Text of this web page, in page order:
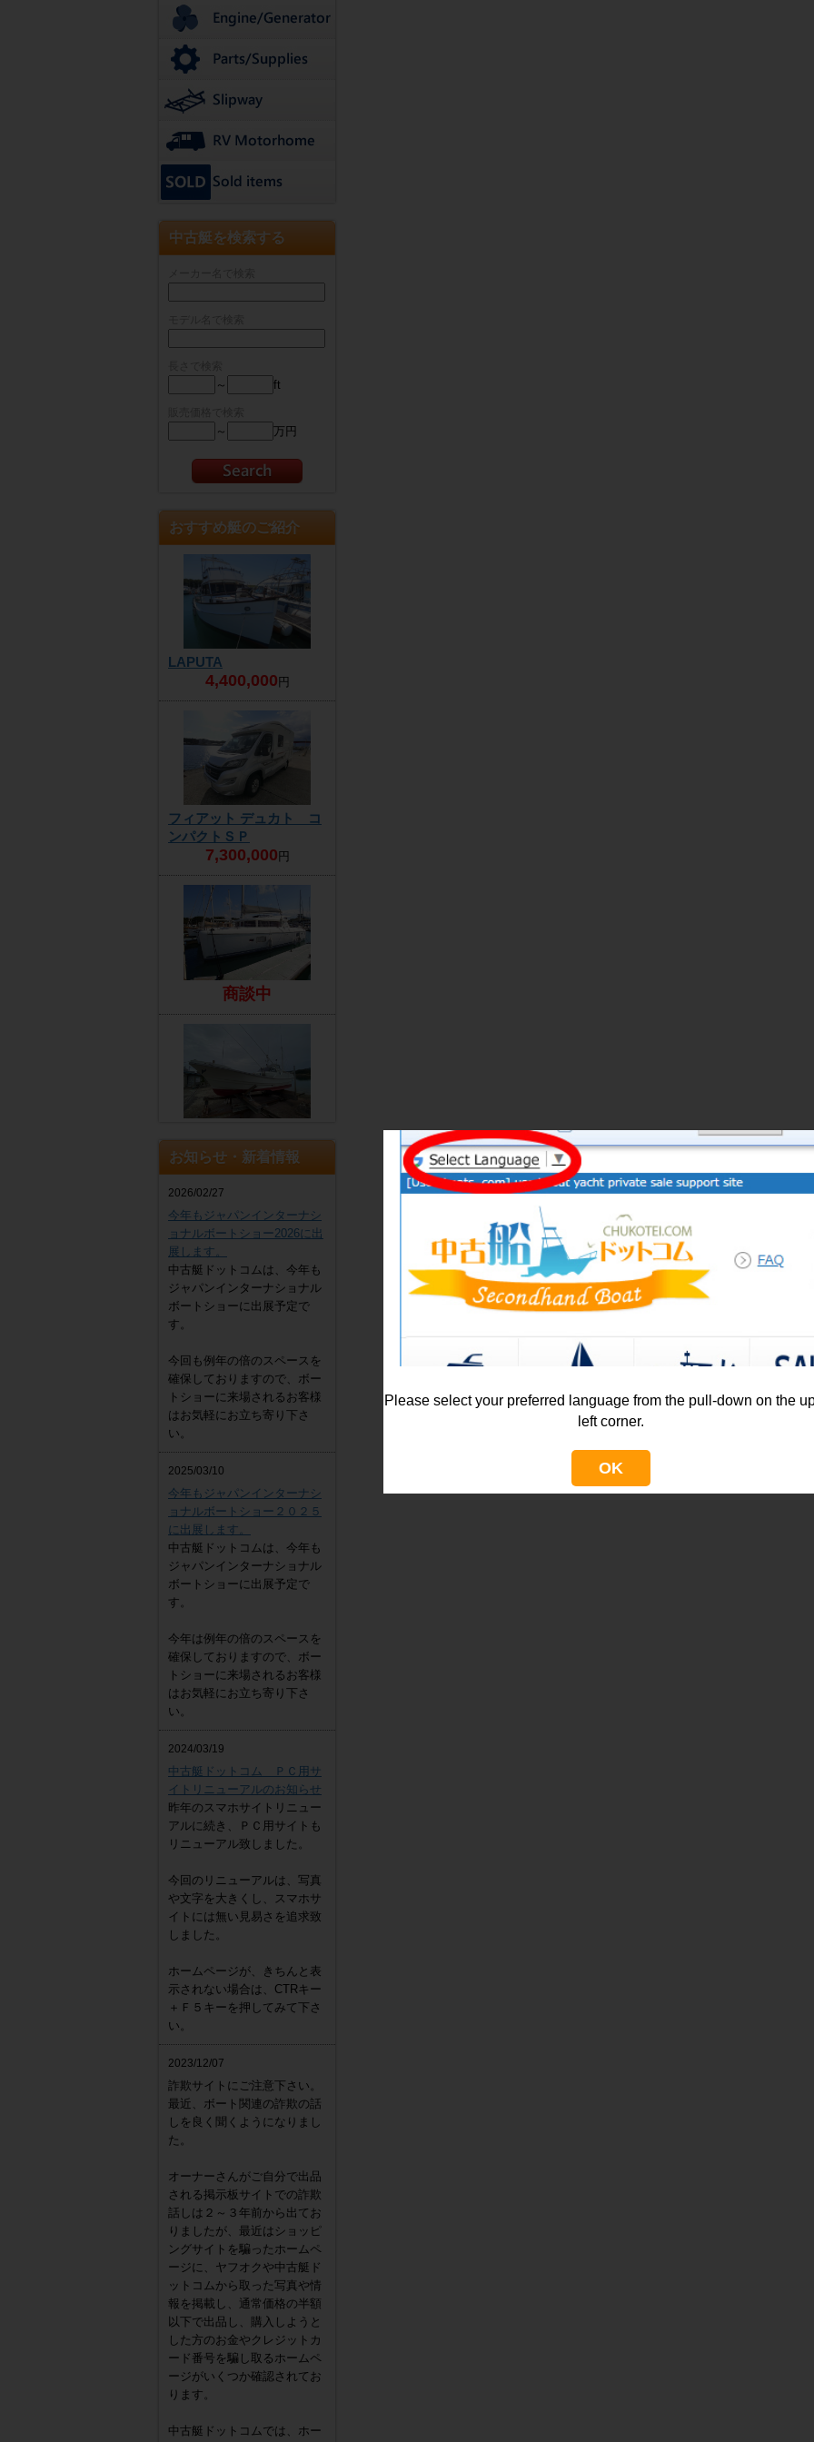
中古艇を検索する
～ ft
～ 万円
おすすめ艇のご紹介
LAPUTA
4,400,000 円
フィアット デュカト コ
ンパクトＳＰ
7,300,000 円
商談中
4,300,000円
お知らせ・新着情報
2026/02/27
今年もジャパンインターナシ
ョナルボートショー2026に出
展します。
中古艇ドットコムは、今年も
ジャパンインターナショナル
ボートショーに出展予定で
す。
今回も例年の倍のスペースを
確保しておりますので、ボー
トショーに来場されるお客様
はお気軽にお立ち寄り下さ
い。
2025/03/10
今年もジャパンインターナシ
ョナルボートショー２０２５
に出展します。
中古艇ドットコムは、今年も
ジャパンインターナショナル
ボートショーに出展予定で
す。
今年は例年の倍のスペースを
確保しておりますので、ボー
トショーに来場されるお客様
はお気軽にお立ち寄り下さ
い。
2024/03/19
中古艇ドットコム ＰＣ用サ
イトリニューアルのお知らせ
昨年のスマホサイトリニュー
アルに続き、ＰＣ用サイトも
リニューアル致しました。
今回のリニューアルは、写真
や文字を大きくし、スマホサ
イトには無い見易さを追求致
しました。
ホームページが、きちんと表
示されない場合は、CTRキー
＋Ｆ５キーを押してみて下さ
い。
2023/12/07
詐欺サイトにご注意下さい。
最近、ボート関連の詐欺の話
しを良く聞くようになりまし
た。
オーナーさんがご自分で出品
される掲示板サイトでの詐欺
話しは２～３年前から出てお
りましたが、最近はショッピ
ングサイトを騙ったホームペ
ージに、ヤフオクや中古艇ド
ットコムから取った写真や情
報を掲載し、通常価格の半額
以下で出品し、購入しようと
した方のお金やクレジットカ
ード番号を騙し取るホームペ
ージがいくつか確認されてお
ります。
中古艇ドットコムでは、ホー
Please select your preferred language from the pull-down on the
left corner.
OK